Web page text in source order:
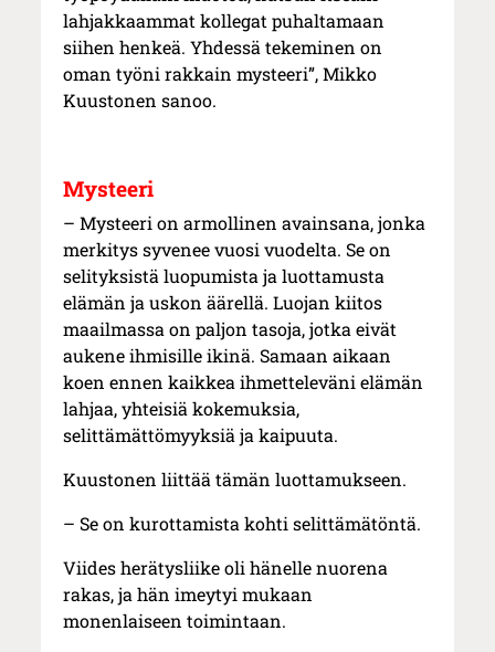
lahjakkaammat kollegat puhaltamaan
siihen henkeä. Yhdessä tekeminen on
oman työni rakkain mysteeri”, Mikko
Kuustonen sanoo.
Mysteeri
– Mysteeri on armollinen avainsana, jonka
merkitys syvenee vuosi vuodelta. Se on
selityksistä luopumista ja luottamusta
elämän ja uskon äärellä. Luojan kiitos
maailmassa on paljon tasoja, jotka eivät
aukene ihmisille ikinä. Samaan aikaan
koen ennen kaikkea ihmetteleväni elämän
lahjaa, yhteisiä kokemuksia,
selittämättömyyksiä ja kaipuuta.
Kuustonen liittää tämän luottamukseen.
– Se on kurottamista kohti selittämätöntä.
Viides herätysliike oli hänelle nuorena
rakas, ja hän imeytyi mukaan
monenlaiseen toimintaan.